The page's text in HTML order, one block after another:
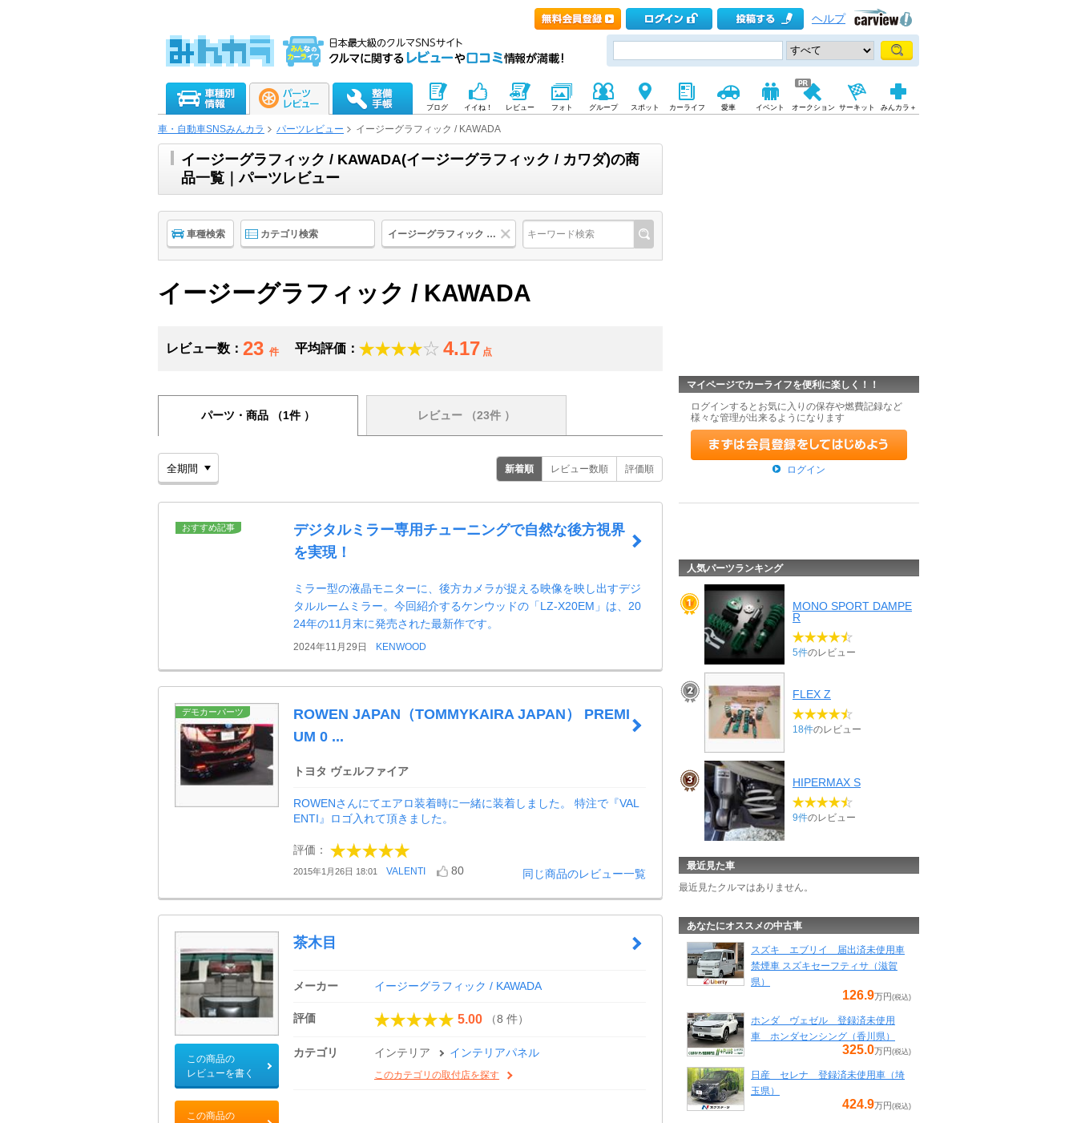
ヘルプ
ブログ イイね！ レビュー フォト グループ スポット カーライフ 愛車 イベント オークション サーキット みんカラ＋
車・自動車SNSみんカラ パーツレビュー イージーグラフィック / KAWADA
イージーグラフィック / KAWADA(イージーグラフィック / カワダ)の商
品一覧｜パーツレビュー
車種検索 カテゴリ検索 イージーグラフィック / KAWADA
イージーグラフィック / KAWADA
レビュー数： 23 件 平均評価： 4.17 点
パーツ・商品 （1件 ） レビュー （23件 ）
新着順 レビュー数順 評価順
おすすめ記事
デジタルミラー専用チューニングで自然な後方視界
を実現！
ミラー型の液晶モニターに、後方カメラが捉える映像を映し出すデジ
タルルームミラー。今回紹介するケンウッドの「LZ-X20EM」は、20
24年の11月末に発売された最新作です。
2024年11月29日 KENWOOD
デモカーパーツ
ROWEN JAPAN（TOMMYKAIRA JAPAN） PREMI
UM 0 ...
トヨタ ヴェルファイア
ROWENさんにてエアロ装着時に一緒に装着しました。 特注で『VAL
ENTI』ロゴ入れて頂きました。
評価：
2015年1月26日 18:01 VALENTI 80 同じ商品のレビュー一覧
この商品の
レビューを書く
この商品の
茶木目
メーカー イージーグラフィック / KAWADA
評価 5.00 （8 件）
カテゴリ インテリア インテリアパネル
このカテゴリの取付店を探す
マイページでカーライフを便利に楽しく！！
ログインするとお気に入りの保存や燃費記録など
様々な管理が出来るようになります
ログイン
人気パーツランキング
MONO SPORT DAMPE
R
5件のレビュー
FLEX Z
18件のレビュー
HIPERMAX S
9件のレビュー
最近見た車
最近見たクルマはありません。
あなたにオススメの中古車
スズキ エブリイ 届出済未使用車
禁煙車 スズキセーフティサ（滋賀
県）
126.9万円(税込)
ホンダ ヴェゼル 登録済未使用
車 ホンダセンシング（香川県）
325.0万円(税込)
日産 セレナ 登録済未使用車（埼
玉県）
424.9万円(税込)